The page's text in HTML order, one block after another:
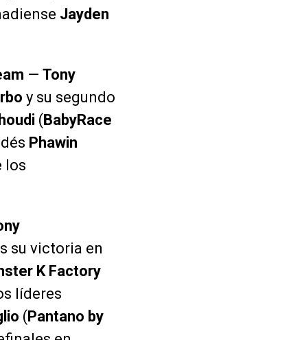
Jayden
— Tony
y su segundo
(BabyRace
Phawin
los
su victoria en
K Factory
líderes
(Pantano by